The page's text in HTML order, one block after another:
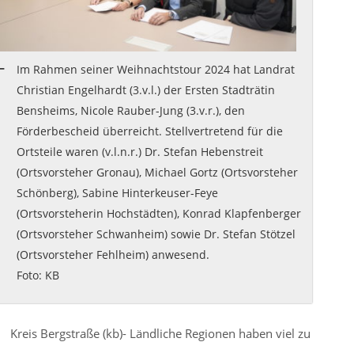
Im Rahmen seiner Weihnachtstour 2024 hat Landrat
Christian Engelhardt (3.v.l.) der Ersten Stadträtin
Bensheims, Nicole Rauber-Jung (3.v.r.), den
Förderbescheid überreicht. Stellvertretend für die
Ortsteile waren (v.l.n.r.) Dr. Stefan Hebenstreit
(Ortsvorsteher Gronau), Michael Gortz (Ortsvorsteher
Schönberg), Sabine Hinterkeuser-Feye
(Ortsvorsteherin Hochstädten), Konrad Klapfenberger
(Ortsvorsteher Schwanheim) sowie Dr. Stefan Stötzel
(Ortsvorsteher Fehlheim) anwesend.
Foto: KB
Kreis Bergstraße (kb)- Ländliche Regionen haben viel zu